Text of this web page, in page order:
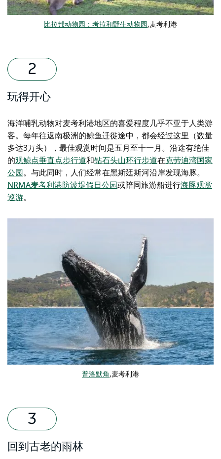
比拉邦动物园：考拉和野生动物园,麦考利港
玩得开心
海洋哺乳动物对麦考利港地区的喜爱程度几乎不亚于人类游
客。每年往返南极洲的鲸鱼迁徙途中，都会经过这里（数量
多达3万头），最佳观赏时间是五月至十一月。 沿途有绝佳
的观鲸点垂直点步行道和钻石头山环行步道在克劳迪湾国家
公园。与此同时，人们经常在黑斯廷斯河沿岸发现海豚。
NRMA麦考利港防波堤假日公园或陪同旅游船进行海豚观赏
巡游。
普洛默角,麦考利港
回到古老的雨林